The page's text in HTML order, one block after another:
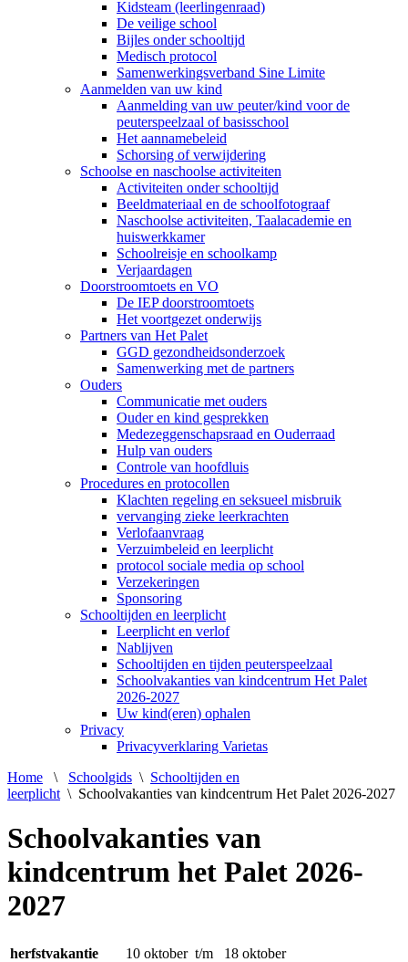
Kidsteam (leerlingenraad)
De veilige school
Bijles onder schooltijd
Medisch protocol
Samenwerkingsverband Sine Limite
Aanmelden van uw kind
Aanmelding van uw peuter/kind voor de
peuterspeelzaal of basisschool
Het aannamebeleid
Schorsing of verwijdering
Schoolse en naschoolse activiteiten
Activiteiten onder schooltijd
Beeldmateriaal en de schoolfotograaf
Naschoolse activiteiten, Taalacademie en
huiswerkkamer
Schoolreisje en schoolkamp
Verjaardagen
Doorstroomtoets en VO
De IEP doorstroomtoets
Het voortgezet onderwijs
Partners van Het Palet
GGD gezondheidsonderzoek
Samenwerking met de partners
Ouders
Communicatie met ouders
Ouder en kind gesprekken
Medezeggenschapsraad en Ouderraad
Hulp van ouders
Controle van hoofdluis
Procedures en protocollen
Klachten regeling en seksueel misbruik
vervanging zieke leerkrachten
Verlofaanvraag
Verzuimbeleid en leerplicht
protocol sociale media op school
Verzekeringen
Sponsoring
Schooltijden en leerplicht
Leerplicht en verlof
Nablijven
Schooltijden en tijden peuterspeelzaal
Schoolvakanties van kindcentrum Het Palet
2026-2027
Uw kind(eren) ophalen
Privacy
Privacyverklaring Varietas
Home
\ Schoolgids \ Schooltijden en
leerplicht \ Schoolvakanties van kindcentrum Het Palet 2026-2027
Schoolvakanties van
kindcentrum het Palet 2026-
2027
herfstvakantie
10 oktober t/m 18 oktober